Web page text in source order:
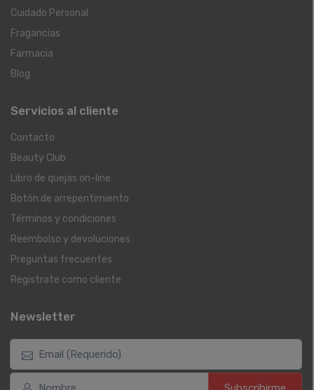
Cuidado Personal
Fragancias
Farmacia
Blog
Servicios al cliente
Contacto
Beauty Club
Libro de quejas on-line
Botón de arrepentimiento
Términos y condiciones
Reembolso y devoluciones
Preguntas frecuentes
Registrate como cliente
Newsletter